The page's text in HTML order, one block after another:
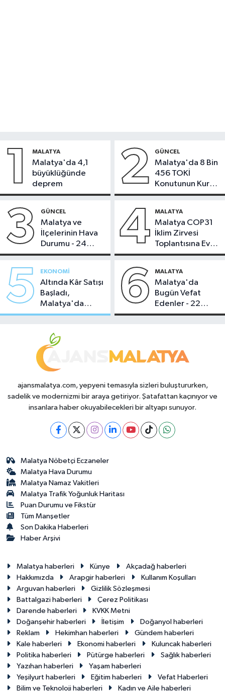
1 MALATYA
Malatya'da 4,1
büyüklüğünde
deprem
2 GÜNCEL
Malatya'da 8 Bin
456 TOKİ
Konutunun Kurası
Bugün Çekiliyor
3 GÜNCEL
Malatya ve
İlçelerinin Hava
Durumu - 24
Temmuz 2026
4 MALATYA
Malatya COP31
İklim Zirvesi
Toplantısına Ev
Sahipliği Yaptı
5 EKONOMI
Altında Kâr Satışı
Başladı,
Malatya'da
Makas Ne
6 MALATYA
Malatya'da
Bugün Vefat
Edenler - 22
Temmuz 2026
ajansmalatya.com, yepyeni temasıyla sizleri buluştururken,
sadelik ve modernizmi bir araya getiriyor. Şatafattan kaçınıyor ve
insanlara haber okuyabilecekleri bir altyapı sunuyor.
Malatya Nöbetçi Eczaneler
Malatya Hava Durumu
Malatya Namaz Vakitleri
Malatya Trafik Yoğunluk Haritası
Puan Durumu ve Fikstür
Tüm Manşetler
Son Dakika Haberleri
Haber Arşivi
Malatya haberleri Künye
Akçadağ haberleri
Hakkımızda
Arapgir haberleri
Kullanım Koşulları
Arguvan haberleri
Gizlilik Sözleşmesi
Battalgazi haberleri
Çerez Politikası
Darende haberleri
KVKK Metni
Doğanşehir haberleri
İletişim
Doğanyol haberleri
Reklam
Hekimhan haberleri
Gündem haberleri
Kale haberleri
Ekonomi haberleri
Kuluncak haberleri
Politika haberleri
Pütürge haberleri
Sağlık haberleri
Yazıhan haberleri
Yaşam haberleri
Yeşilyurt haberleri
Eğitim haberleri
Vefat Haberleri
Bilim ve Teknoloji haberleri
Kadın ve Aile haberleri